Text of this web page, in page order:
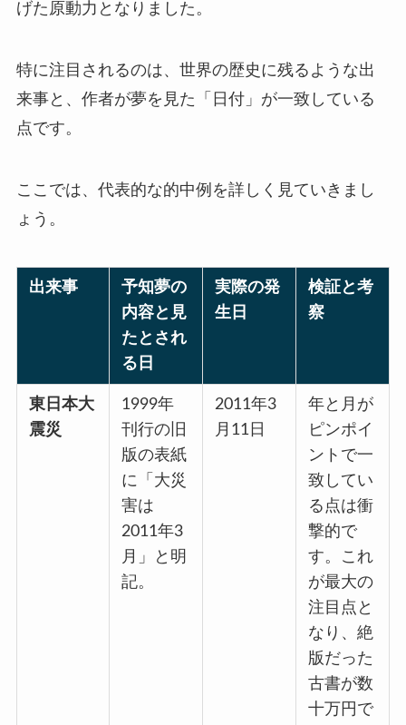
げた原動力となりました。
特に注目されるのは、世界の歴史に残るような出
来事と、作者が夢を見た「日付」が一致している
点です。
ここでは、代表的な的中例を詳しく見ていきまし
ょう。
出来事
予知夢の
内容と見
たとされ
る日
実際の発
生日
検証と考
察
東日本大
震災
1999年
刊行の旧
版の表紙
に「大災
害は
2011年3
月」と明
記。
2011年3
月11日
年と月が
ピンポイ
ントで一
致してい
る点は衝
撃的で
す。これ
が最大の
注目点と
なり、絶
版だった
古書が数
十万円で